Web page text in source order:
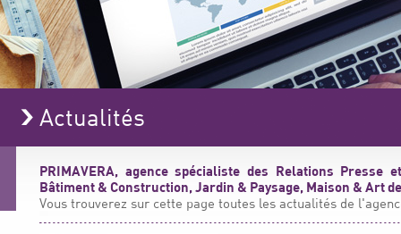
Actualités
PRIMAVERA, agence spécialiste des Relations Presse
Bâtiment & Construction, Jardin & Paysage, Maison & Art
Vous trouverez sur cette page toutes les actualités de